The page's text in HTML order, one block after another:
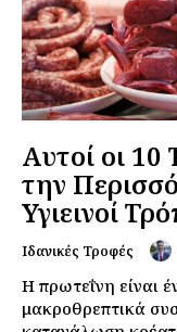
Αυτοί οι
την
Υγιεινοί
Ιδανικές Τροφές
Η πρωτεΐνη είναι
μακροθρεπτικά